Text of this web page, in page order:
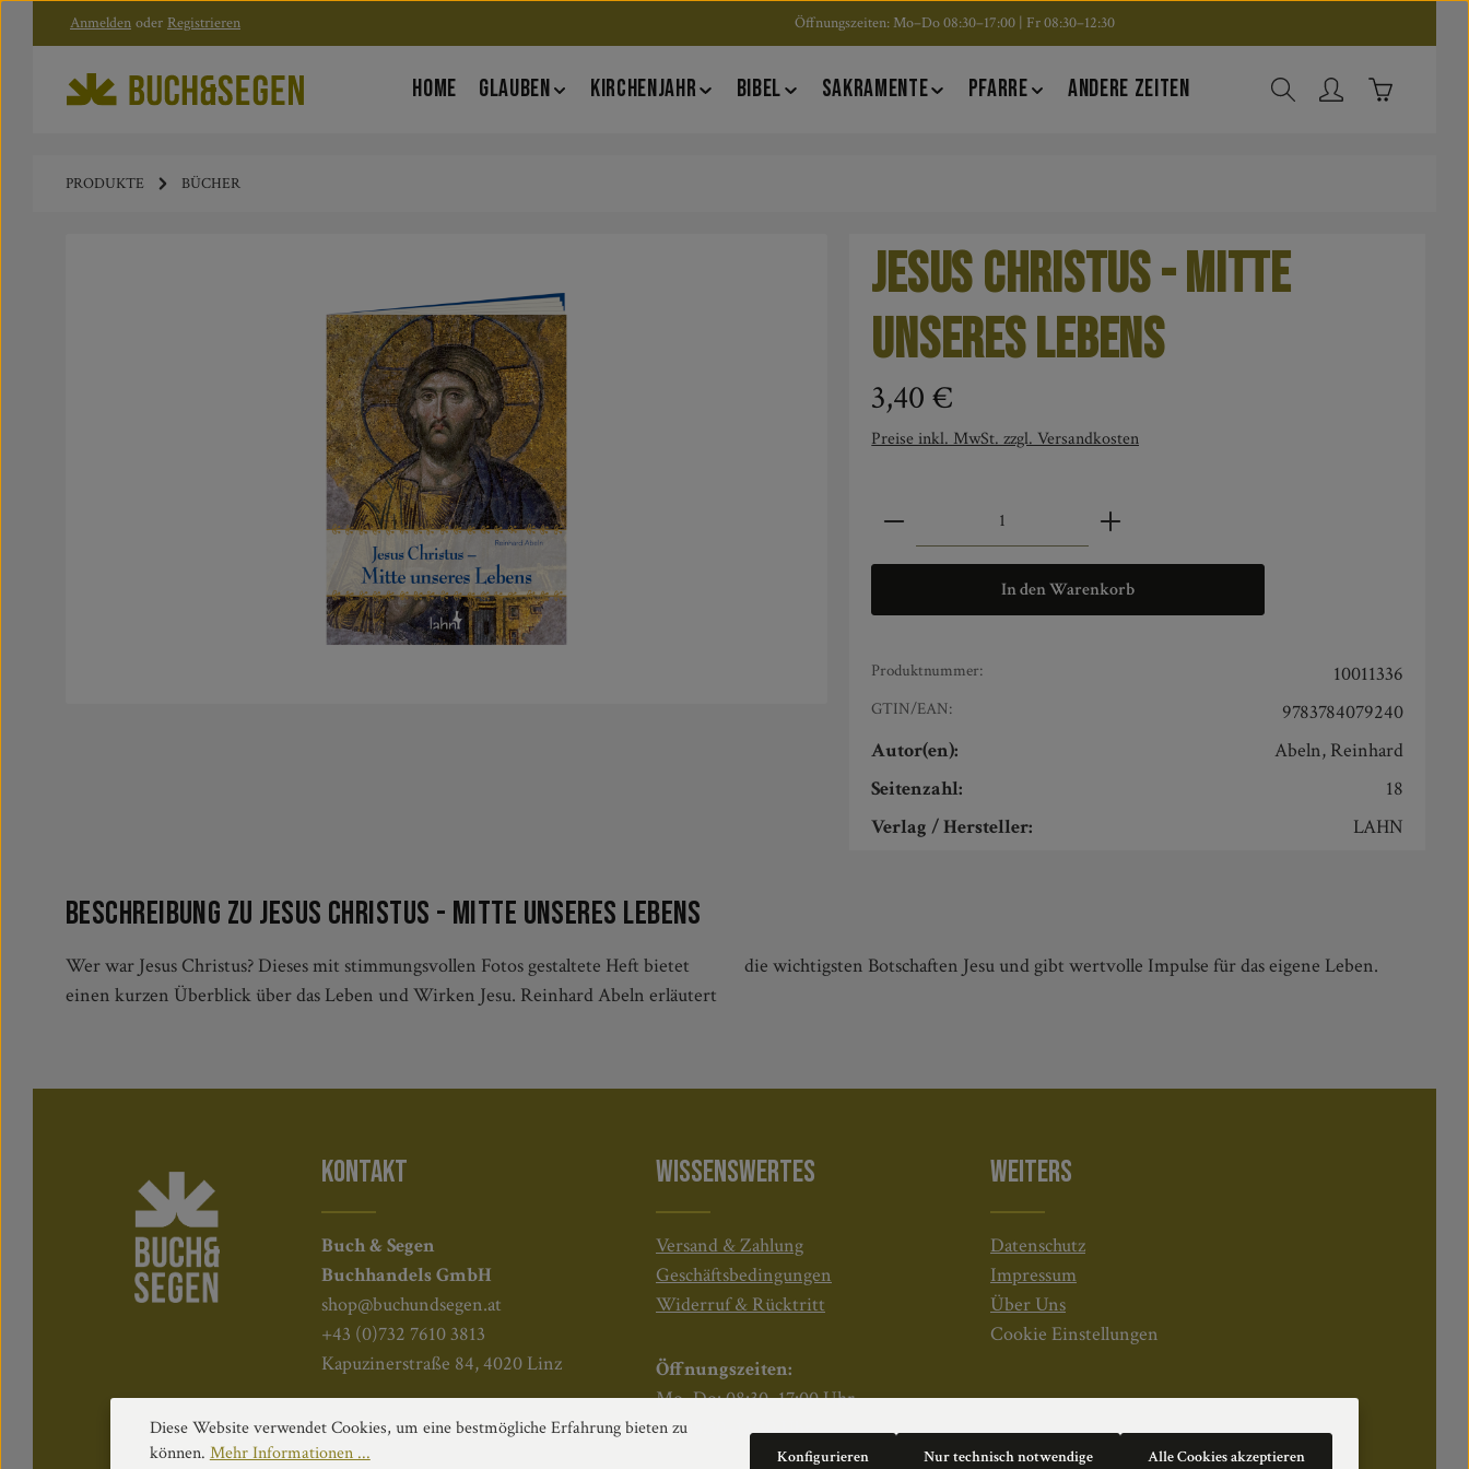
Zum Hauptinhalt springen
Zur Hauptnavigation springen
Anmelden oder Registrieren Öffnungszeiten: Mo–Do 08:30–17:00 | Fr 08:30–12:30
HOME GLAUBEN KIRCHENJAHR BIBEL SAKRAMENTE PFARRE ANDERE ZEITEN Warenkorb
PRODUKTE BÜCHER
Jesus Christus - Mitte
unseres Lebens
Regulärer Preis:
3,40 €
Preise inkl. MwSt. zzgl. Versandkosten
Produkt Anzahl: Gib den gewünschten Wert ein oder
In den Warenkorb
Produktnummer: 10011336
GTIN/EAN:
9783784079240
Autor(en):
Abeln, Reinhard
Seitenzahl:
18
Verlag / Hersteller:
LAHN
Beschreibung zu Jesus Christus - Mitte unseres Lebens
Wer war Jesus Christus? Dieses mit stimmungsvollen Fotos gestaltete Heft bietet
einen kurzen Überblick über das Leben und Wirken Jesu. Reinhard Abeln erläutert
die wichtigsten Botschaften Jesu und gibt wertvolle Impulse für das eigene Leben.
KONTAKT
Buch & Segen
Buchhandels GmbH
shop@buchundsegen.at
+43 (0)732 7610 3813
Kapuzinerstraße 84, 4020 Linz
WISSENSWERTES
Versand & Zahlung
Geschäftsbedingungen
Widerruf & Rücktritt
Öffnungszeiten:
Mo–Do: 08:30–17:00 Uhr
Fr: 08:30–12:30 Uhr
WEITERS
Datenschutz
Impressum
Über Uns
Cookie Einstellungen
Diese Website verwendet Cookies, um eine bestmögliche Erfahrung bieten zu
können. Mehr Informationen ... Nur technisch notwendige
Konfigurieren Alle Cookies akzeptieren